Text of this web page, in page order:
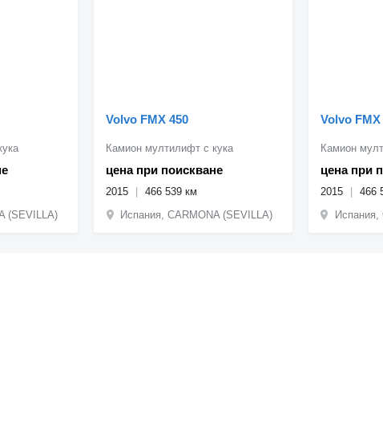
(SEVILLA)
Volvo FMX 450
цена при поискване
Камион мултилифт с кука
2015
466 539 км
Испания, CARMONA (SEVILLA)
Volvo FMX
цена при
Камион
2015
466
Испания,